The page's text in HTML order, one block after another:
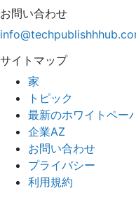
お問い合わせ
サイトマップ
家
トピック
最新のホワイトペー
企業AZ
お問い合わせ
プライバシー
利用規約